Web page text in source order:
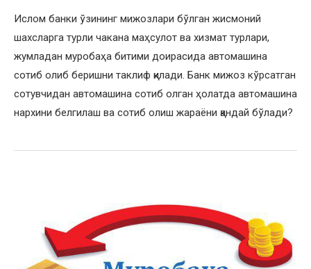
Ислом банки ўзининг мижозлари бўлган жисмоний
шахсларга турли чакана маҳсулот ва хизмат турлари,
жумладан муробаҳа битими доирасида автомашина
сотиб олиб беришни таклиф қилади. Банк мижоз кўрсатган
сотувчидан автомашина сотиб олган ҳолатда автомашина
нархини белгилаш ва сотиб олиш жараёни қандай бўлади?